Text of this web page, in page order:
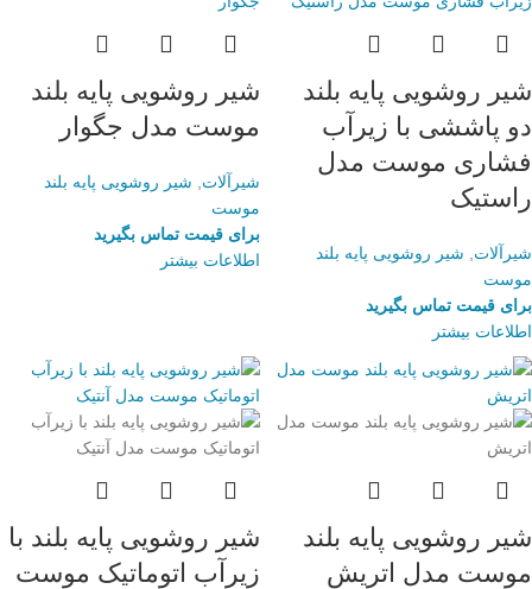
شیر روشویی پایه بلند
دو پاششی با زیرآب
فشاری موست مدل
راستیک
شیرآلات, شیر روشویی پایه بلند
موست
برای قیمت تماس بگیرید
اطلاعات بیشتر
شیر روشویی پایه بلند
موست مدل جگوار
شیرآلات, شیر روشویی پایه بلند
موست
برای قیمت تماس بگیرید
اطلاعات بیشتر
شیر روشویی پایه بلند
موست مدل اتریش
شیر روشویی پایه بلند با
زیرآب اتوماتیک موست